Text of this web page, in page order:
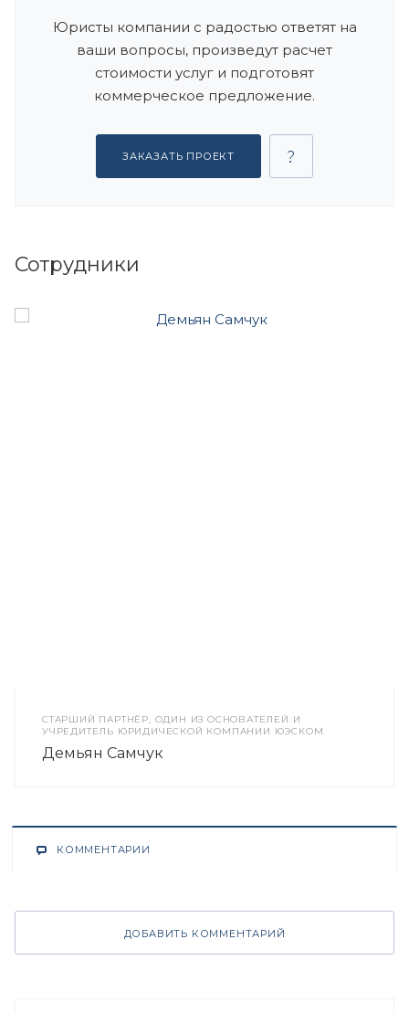
Юристы компании с радостью ответят на
ваши вопросы, произведут расчет
стоимости услуг и подготовят
коммерческое предложение.
ЗАКАЗАТЬ ПРОЕКТ
Сотрудники
CТАРШИЙ ПАРТНЁР, ОДИН ИЗ ОСНОВАТЕЛЕЙ И
УЧРЕДИТЕЛЬ ЮРИДИЧЕСКОЙ КОМПАНИИ ЮЭСКОМ
Демьян Самчук
КОММЕНТАРИИ
ДОБАВИТЬ КОММЕНТАРИЙ